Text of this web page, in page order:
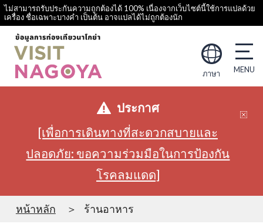
ไม่สามารถรับประกันความถูกต้องได้ 100% เนื่องจากเว็บไซต์นี้ใช้การแปลด้วย
เครื่อง ชื่อเฉพาะบางคำ เป็นต้น อาจแปลได้ไม่ถูกต้องนัก
ภาษา
ประกาศ
[เพื่อการเดินทางที่สะดวกสบายและ
ปลอดภัย: ขอความร่วมมือในการป้องกัน
โรคลมแดด]
หน้าหลัก ร้านอาหาร